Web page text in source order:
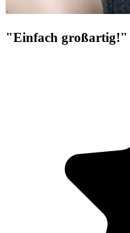
"Einfach großartig!"